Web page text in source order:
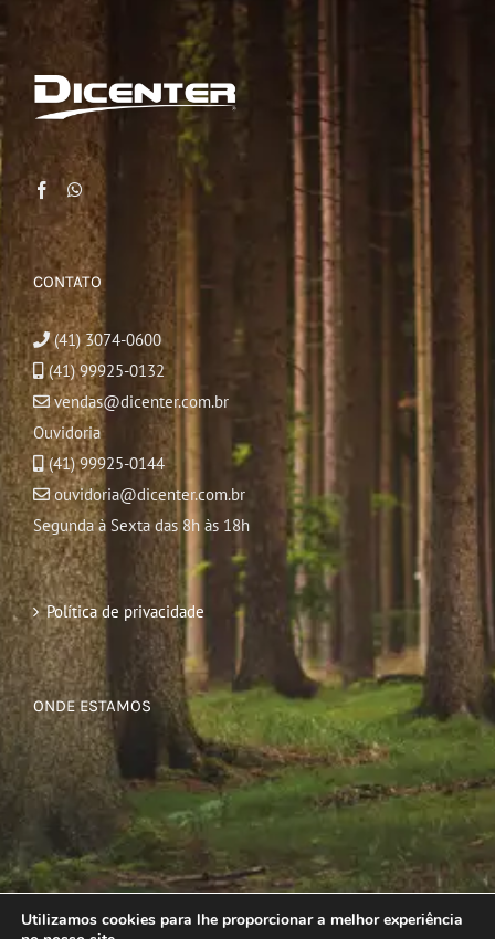
CONTATO
(41) 3074-0600
(41) 99925-0132
vendas@dicenter.com.br
Ouvidoria
(41) 99925-0144
ouvidoria@dicenter.com.br
Segunda à Sexta das 8h às 18h
Política de privacidade
ONDE ESTAMOS
Utilizamos cookies para lhe proporcionar a melhor experiência